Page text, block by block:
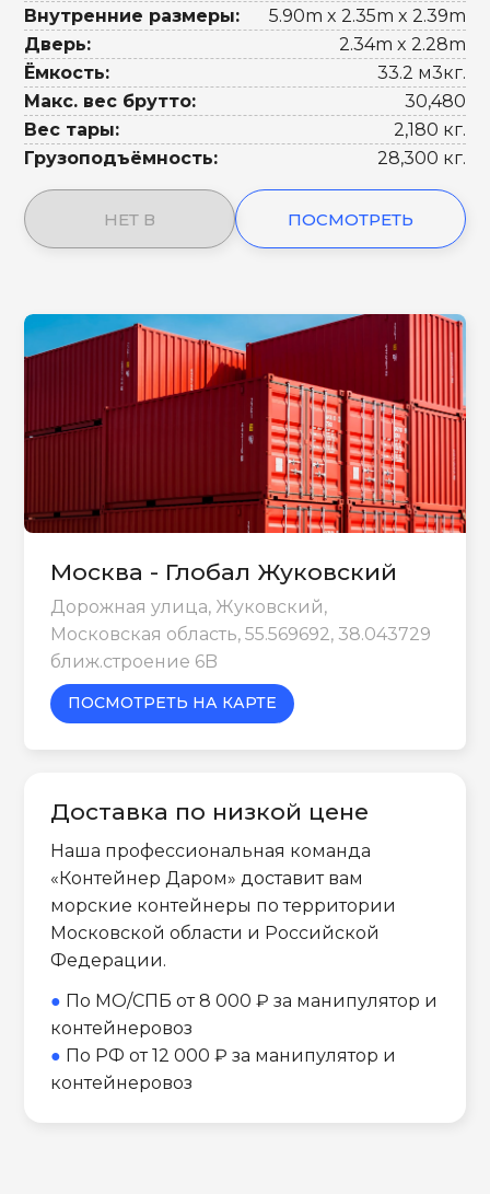
Внутренние размеры:
5.90m x 2.35m x 2.39m
Дверь:
2.34m x 2.28m
Ёмкость:
33.2 м3кг.
Макс. вес брутто:
30,480
Вес тары:
2,180 кг.
Грузоподъёмность:
28,300 кг.
НЕТ В ПОСМОТРЕТЬ
Москва - Глобал Жуковский
Дорожная улица, Жуковский,
Московская область, 55.569692, 38.043729
ближ.строение 6B
ПОСМОТРЕТЬ НА КАРТЕ
Доставка по низкой цене
Наша профессиональная команда
«Контейнер Даром» доставит вам
морские контейнеры по территории
Московской области и Российской
Федерации.
● По МО/СПБ от 8 000 ₽ за манипулятор и
контейнеровоз
● По РФ от 12 000 ₽ за манипулятор и
контейнеровоз